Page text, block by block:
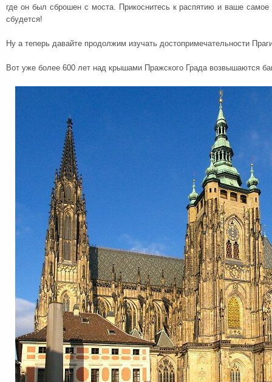
где он был сброшен с моста. Прикоснитесь к распятию и ваше самое
сбудется!
Ну а теперь давайте продолжим изучать достопримечательности
Вот уже более 600 лет над крышами Пражского Града возвышаются